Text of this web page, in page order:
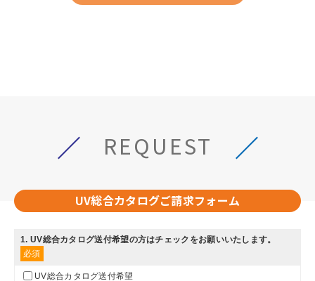
REQUEST
UV総合カタログご請求フォーム
1. UV総合カタログ送付希望の方はチェックをお願いいたします。
必須
UV総合カタログ送付希望